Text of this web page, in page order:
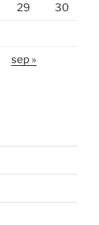
29 30
sep »